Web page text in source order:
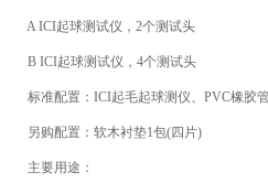
A ICI起球测试仪，2个测试头
B ICI起球测试仪，4个测试头
标准配置：ICI起毛起球测仪、PVC橡胶管
另购配置：软木衬垫1包(四片)
主要用途：